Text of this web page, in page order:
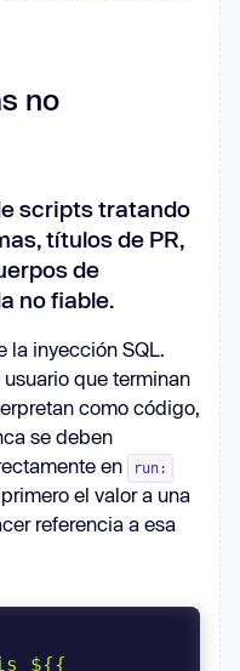
no
scripts tratando
títulos de PR,
de
no fiable.
la inyección SQL.
que terminan
como código,
se deben
en run:
el valor a una
referencia a esa
${{